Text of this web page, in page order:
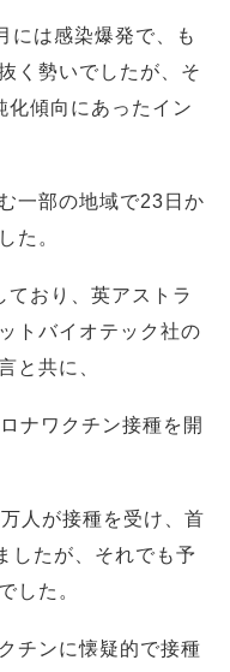
には感染爆発で、も
く勢いでしたが、そ
化傾向にあったイン
一部の地域で23日か
た。
ており、英アストラ
トバイオテック社の
と共に、
ナワクチン接種を開
人が接種を受け、首
したが、それでも予
した。
チンに懐疑的で接種